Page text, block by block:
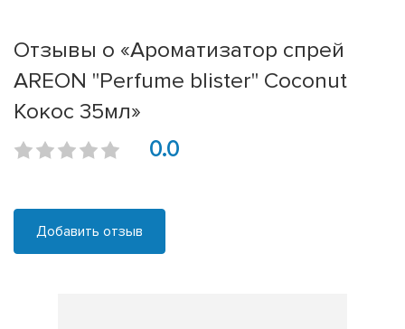
Отзывы о «Ароматизатор спрей
AREON "Perfume blister" Coconut
Кокос 35мл»
0.0
Добавить отзыв